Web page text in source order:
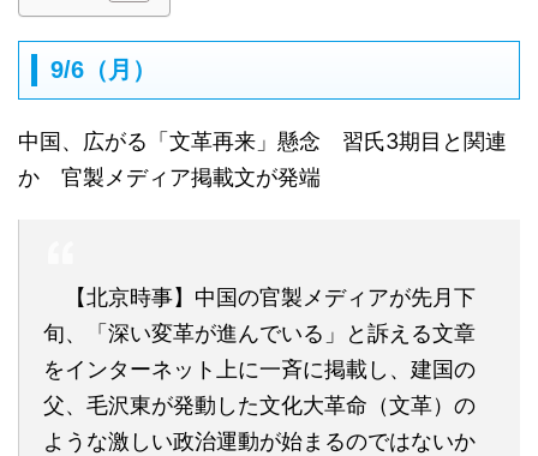
9/6（月）
中国、広がる「文革再来」懸念 習氏3期目と関連
か 官製メディア掲載文が発端
【北京時事】中国の官製メディアが先月下
旬、「深い変革が進んでいる」と訴える文章
をインターネット上に一斉に掲載し、建国の
父、毛沢東が発動した文化大革命（文革）の
ような激しい政治運動が始まるのではないか